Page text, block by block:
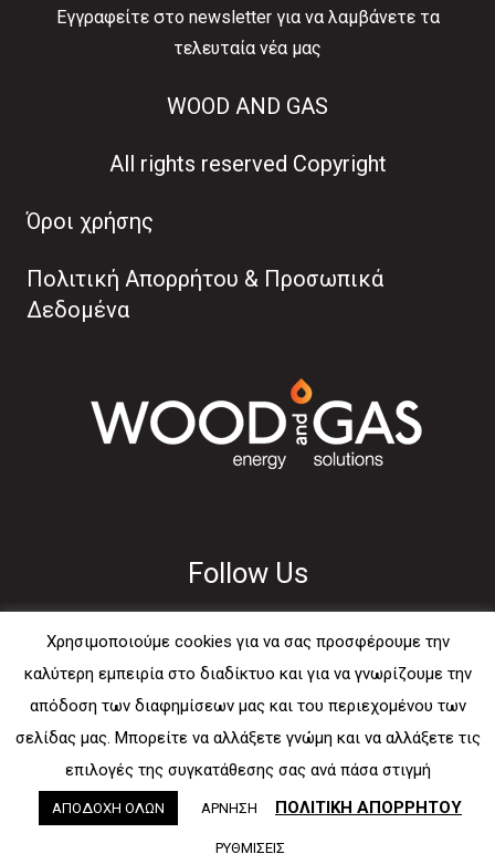
Εγγραφείτε στο newsletter για να λαμβάνετε τα
τελευταία νέα μας
WOOD AND GAS
All rights reserved Copyright
Όροι χρήσης
Πολιτική Απορρήτου & Προσωπικά
Δεδομένα
Follow Us
Usefull
E-mail
Χρησιμοποιούμε cookies για να σας προσφέρουμε την
καλύτερη εμπειρία στο διαδίκτυο και για να γνωρίζουμε την
απόδοση των διαφημίσεων μας και του περιεχομένου των
σελίδας μας. Μπορείτε να αλλάξετε γνώμη και να αλλάξετε τις
επιλογές της συγκατάθεσης σας ανά πάσα στιγμή
ΑΠΟΔΟΧΗ ΟΛΩΝ ΑΡΝΗΣΗ ΠΟΛΙΤΙΚΗ ΑΠΟΡΡΗΤΟΥ
ΡΥΘΜΙΣΕΙΣ